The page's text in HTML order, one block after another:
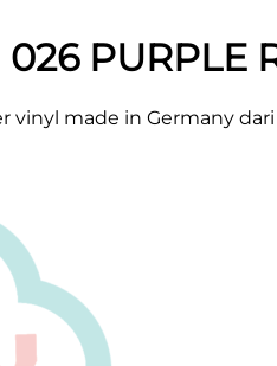
026 PURPLE
vinyl made in Germany